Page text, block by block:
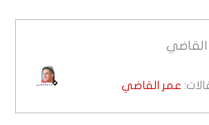
عمر القاضي